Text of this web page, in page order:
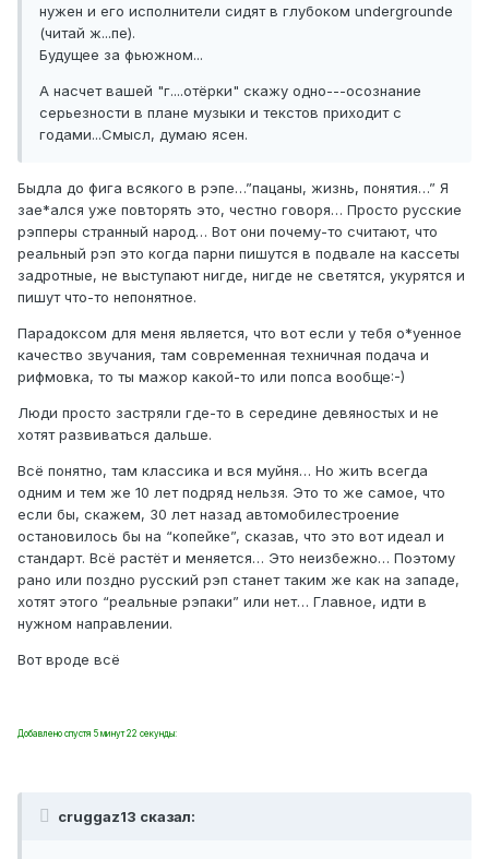
нужен и его исполнители сидят в глубоком undergrounde
(читай ж...пе).
Будущее за фьюжном...
А насчет вашей "г....отёрки" скажу одно---осознание
серьезности в плане музыки и текстов приходит с
годами...Смысл, думаю ясен.
Быдла до фига всякого в рэпе…”пацаны, жизнь, понятия…” Я
зае*ался уже повторять это, честно говоря… Просто русские
рэпперы странный народ… Вот они почему-то считают, что
реальный рэп это когда парни пишутся в подвале на кассеты
задротные, не выступают нигде, нигде не светятся, укурятся и
пишут что-то непонятное.
Парадоксом для меня является, что вот если у тебя о*уенное
качество звучания, там современная техничная подача и
рифмовка, то ты мажор какой-то или попса вообще:-)
Люди просто застряли где-то в середине девяностых и не
хотят развиваться дальше.
Всё понятно, там классика и вся муйня… Но жить всегда
одним и тем же 10 лет подряд нельзя. Это то же самое, что
если бы, скажем, 30 лет назад автомобилестроение
остановилось бы на “копейке”, сказав, что это вот идеал и
стандарт. Всё растёт и меняется… Это неизбежно… Поэтому
рано или поздно русский рэп станет таким же как на западе,
хотят этого “реальные рэпаки” или нет… Главное, идти в
нужном направлении.
Вот вроде всё
Добавлено спустя 5 минут 22 секунды:
cruggaz13 сказал: